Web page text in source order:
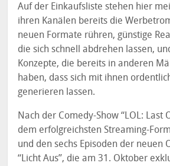
Auf der Einkaufsliste stehen hier
ihren Kanälen bereits die
neuen Formate rühren, günstige
die sich schnell abdrehen lassen,
Konzepte, die bereits in anderen
haben, dass sich mit ihnen
generieren lassen.
Nach der Comedy-Show “LOL: Last
dem erfolgreichsten Streaming-
und den sechs Episoden der neuen
“Licht Aus”, die am 31. Oktober